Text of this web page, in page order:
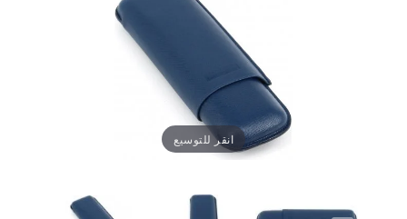
إكسسوارات
انقر للتوسيع